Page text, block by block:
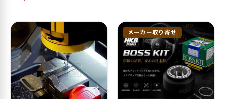
メーカー取り寄せ